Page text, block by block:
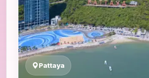
Pattaya